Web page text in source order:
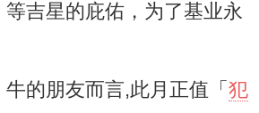
吉星的庇佑，为了基业永
的朋友而言,此月正值「 犯